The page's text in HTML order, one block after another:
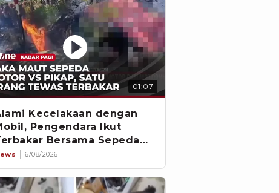
01:07
Kecelakaan dengan
Pengendara Ikut
Bersama Sepeda
6/08/2026